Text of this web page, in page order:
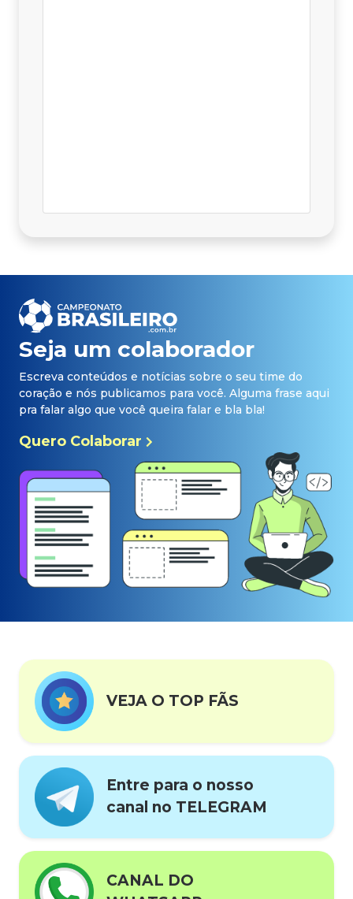
Seja um colaborador
Escreva conteúdos e notícias sobre o seu time do
coração e nós publicamos para você. Alguma frase aqui
pra falar algo que você queira falar e bla bla!
Quero Colaborar
VEJA O TOP FÃS
Entre para o nosso
canal no TELEGRAM
CANAL DO